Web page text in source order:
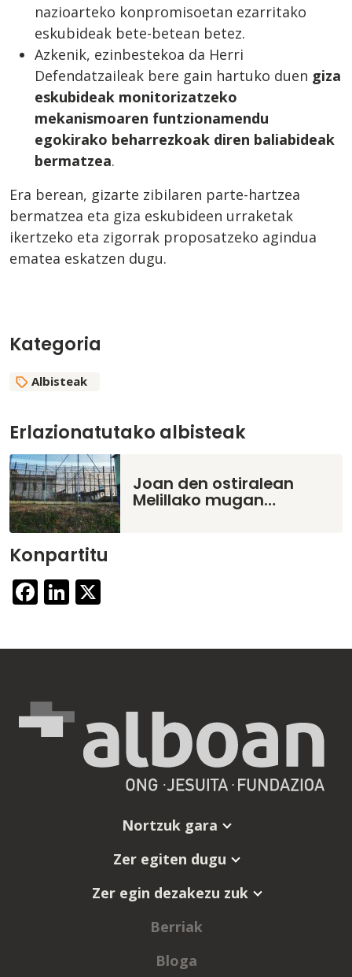
nazioarteko konpromisoetan ezarritako
eskubideak bete-betean betez.
Azkenik, ezinbestekoa da Herri
Defendatzaileak bere gain hartuko duen giza
eskubideak monitorizatzeko
mekanismoaren funtzionamendu
egokirako beharrezkoak diren baliabideak
bermatzea.
Era berean, gizarte zibilaren parte-hartzea
bermatzea eta giza eskubideen urraketak
ikertzeko eta zigorrak proposatzeko agindua
ematea eskatzen dugu.
Kategoria
Albisteak
Erlazionatutako albisteak
Joan den ostiralean
Melillako mugan…
Konpartitu
Facebook
LinkedIn
Nortzuk gara
Zer egiten dugu
Zer egin dezakezu zuk
Berriak
Bloga